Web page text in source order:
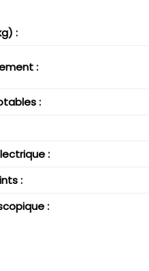
:
:
:
:
:
: